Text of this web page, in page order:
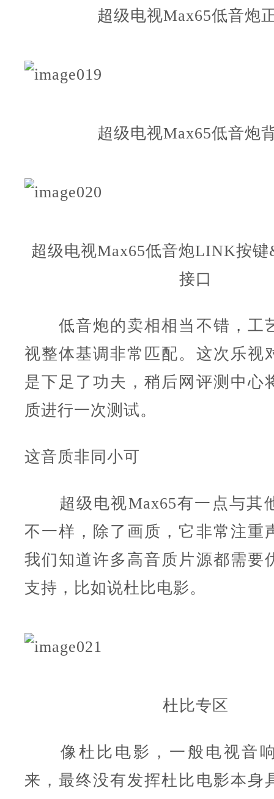
超级电视Max65低音炮
超级电视Max65低音炮
超级电视Max65低音炮LINK按
接口
低音炮的卖相相当不错，工
视整体基调非常匹配。这次乐视
是下足了功夫，稍后网评测中心
质进行一次测试。
这音质非同小可
超级电视Max65有一点与其
不一样，除了画质，它非常注重
我们知道许多高音质片源都需要
支持，比如说杜比电影。
杜比专区
像杜比电影，一般电视音
来，最终没有发挥杜比电影本身